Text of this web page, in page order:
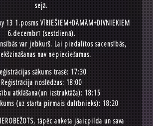
sejā.
13 1.posms VĪRIEŠIEM+DĀMĀM+DIVNIEKIEM
6.decembrī (sestdienā).
var jebkurš. Lai piedalītos sacensībās,
nav nepieciešamas.
sākums trasē: 17:30
Reģistrācija noslēdzas: 18:00
atklāšana(un izstruktāža): 18:15
(uz starta pirmais dalībnieks): 18:20
tāpēc anketa jāaizpilda un sava